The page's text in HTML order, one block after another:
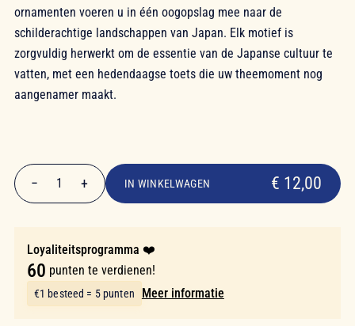
ornamenten voeren u in één oogopslag mee naar de
schilderachtige landschappen van Japan. Elk motief is
zorgvuldig herwerkt om de essentie van de Japanse cultuur te
vatten, met een hedendaagse toets die uw theemoment nog
aangenamer maakt.
€ 12,00
− 1 + IN WINKELWAGEN € 12,00
Loyaliteitsprogramma ❤️
60 punten te verdienen!
€1 besteed = 5 punten Meer informatie